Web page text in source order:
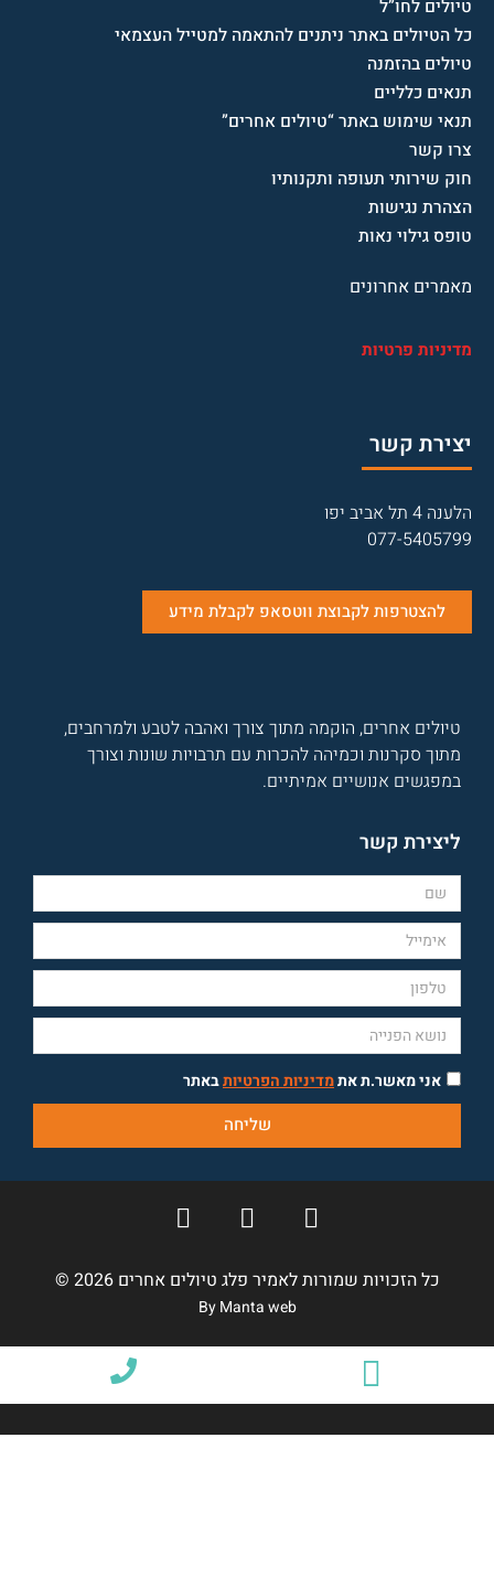
טיולים לחו”ל
כל הטיולים באתר ניתנים להתאמה למטייל העצמאי
טיולים בהזמנה
תנאים כלליים
תנאי שימוש באתר “טיולים אחרים”
צרו קשר
חוק שירותי תעופה ותקנותיו
הצהרת נגישות
טופס גילוי נאות
מאמרים אחרונים
מדיניות פרטיות
יצירת קשר
הלענה 4 תל אביב יפו
077-5405799
להצטרפות לקבוצת ווטסאפ לקבלת מידע
טיולים אחרים, הוקמה מתוך צורך ואהבה לטבע ולמרחבים,
מתוך סקרנות וכמיהה להכרות עם תרבויות שונות וצורך
במפגשים אנושיים אמיתיים.
ליצירת קשר
אני מאשר.ת אתמדיניות הפרטיותבאתר
שליחה
כל הזכויות שמורות לאמיר פלג טיולים אחרים 2026 ©
By Manta web